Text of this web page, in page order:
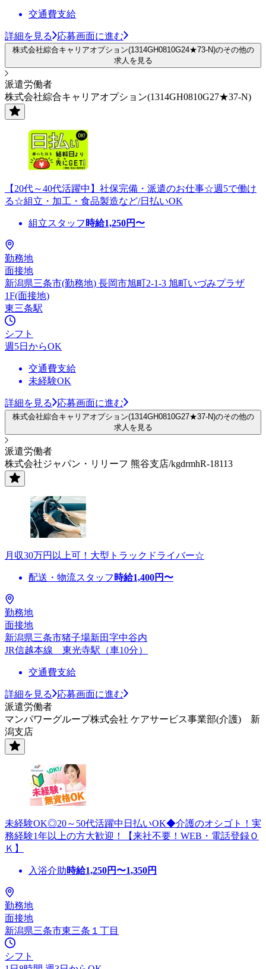
交通費支給
詳細を見る 応募画面に進む
株式会社綜合キャリアオプション(1314GH0810G24★73-N)のその他の
求人を見る
派遣労働者
株式会社綜合キャリアオプション(1314GH0810G27★37-N)
【20代～40代活躍中】社保完備・派遣のお仕事☆週5で働け
る☆組立・加工・食品製造など/日払いOK
組立スタッフ 時給1,250円〜
勤務地
面接地
新潟県三条市(勤務地) 長岡市旭町2-1-3 旭町いづみプラザ
1F(面接地)
東三条駅
シフト
週5日からOK
交通費支給
未経験OK
詳細を見る 応募画面に進む
株式会社綜合キャリアオプション(1314GH0810G27★37-N)のその他の
求人を見る
派遣労働者
株式会社ジャパン・リリーフ 熊谷支店/kgdrmhR-18113
月収30万円以上可！大型トラックドライバー☆
配送・物流スタッフ 時給1,400円〜
勤務地
面接地
新潟県三条市猪子場新田字中谷内
JR信越本線 東光寺駅（車10分）
交通費支給
詳細を見る
応募画面に進む
派遣労働者
マンパワーグループ株式会社 ケアサービス事業部(介護) 新
潟支店
未経験OK◎20～50代活躍中日払いOK◆介護のオシゴト！実
務経験1年以上の方大歓迎！【来社不要！WEB・電話登録Ｏ
Ｋ】
入浴介助時給1,250円〜1,350円
勤務地
面接地
新潟県三条市東三条１丁目
シフト